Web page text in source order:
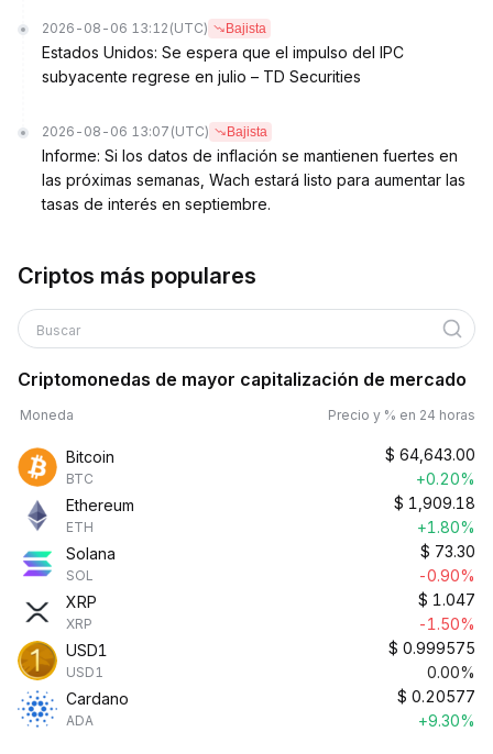
2026-08-06 13:12 (UTC) Bajista
Estados Unidos: Se espera que el impulso del IPC
subyacente regrese en julio – TD Securities
2026-08-06 13:07 (UTC) Bajista
Informe: Si los datos de inflación se mantienen fuertes en
las próximas semanas, Wach estará listo para aumentar las
tasas de interés en septiembre.
Criptos más populares
Buscar
Criptomonedas de mayor capitalización de mercado
Moneda Precio y % en 24 horas
Bitcoin
BTC
$ 64,643.00
+0.20%
Ethereum
ETH
$ 1,909.18
+1.80%
Solana
SOL
$ 73.30
-0.90%
XRP
XRP
$ 1.047
-1.50%
USD1
USD1
$ 0.999575
0.00%
Cardano
ADA
$ 0.20577
+9.30%